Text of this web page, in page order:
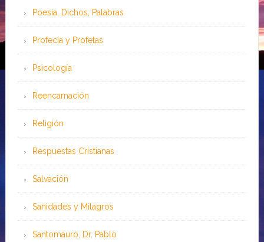
Poesía, Dichos, Palabras
Profecía y Profetas
Psicología
Reencarnación
Religión
Respuestas Cristianas
Salvación
Sanidades y Milagros
Santomauro, Dr. Pablo